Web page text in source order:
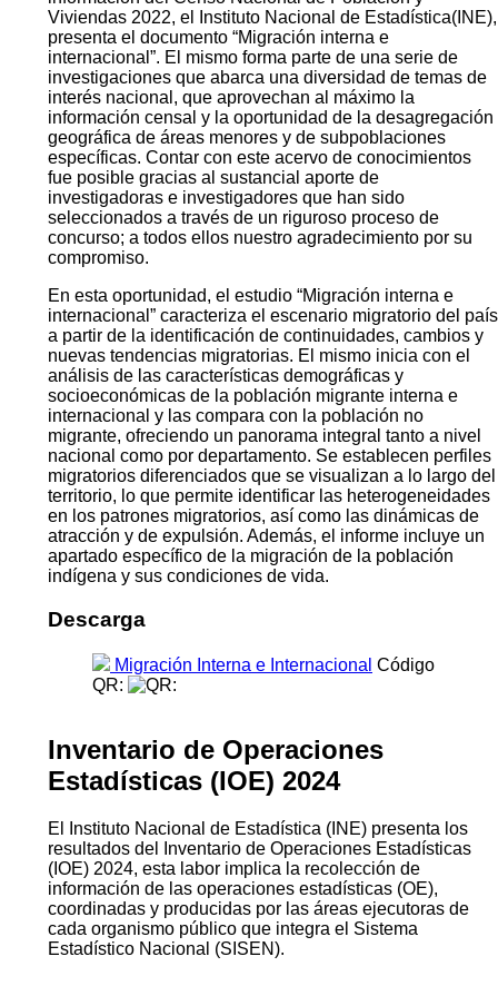
Viviendas 2022, el Instituto Nacional de Estadística(INE),
presenta el documento “Migración interna e
internacional”. El mismo forma parte de una serie de
investigaciones que abarca una diversidad de temas de
interés nacional, que aprovechan al máximo la
información censal y la oportunidad de la desagregación
geográfica de áreas menores y de subpoblaciones
específicas. Contar con este acervo de conocimientos
fue posible gracias al sustancial aporte de
investigadoras e investigadores que han sido
seleccionados a través de un riguroso proceso de
concurso; a todos ellos nuestro agradecimiento por su
compromiso.
En esta oportunidad, el estudio “Migración interna e
internacional” caracteriza el escenario migratorio del país
a partir de la identificación de continuidades, cambios y
nuevas tendencias migratorias. El mismo inicia con el
análisis de las características demográficas y
socioeconómicas de la población migrante interna e
internacional y las compara con la población no
migrante, ofreciendo un panorama integral tanto a nivel
nacional como por departamento. Se establecen perfiles
migratorios diferenciados que se visualizan a lo largo del
territorio, lo que permite identificar las heterogeneidades
en los patrones migratorios, así como las dinámicas de
atracción y de expulsión. Además, el informe incluye un
apartado específico de la migración de la población
indígena y sus condiciones de vida.
Descarga
Migración Interna e Internacional Código
QR:
Inventario de Operaciones
Estadísticas (IOE) 2024
El Instituto Nacional de Estadística (INE) presenta los
resultados del Inventario de Operaciones Estadísticas
(IOE) 2024, esta labor implica la recolección de
información de las operaciones estadísticas (OE),
coordinadas y producidas por las áreas ejecutoras de
cada organismo público que integra el Sistema
Estadístico Nacional (SISEN).